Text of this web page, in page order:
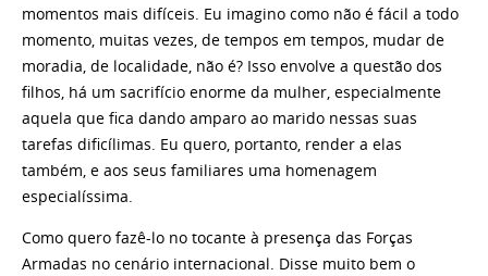
momentos mais difíceis. Eu imagino como não é fácil a todo
momento, muitas vezes, de tempos em tempos, mudar de
moradia, de localidade, não é? Isso envolve a questão dos
filhos, há um sacrifício enorme da mulher, especialmente
aquela que fica dando amparo ao marido nessas suas
tarefas dificílimas. Eu quero, portanto, render a elas
também, e aos seus familiares uma homenagem
especialíssima.
Como quero fazê-lo no tocante à presença das Forças
Armadas no cenário internacional. Disse muito bem o